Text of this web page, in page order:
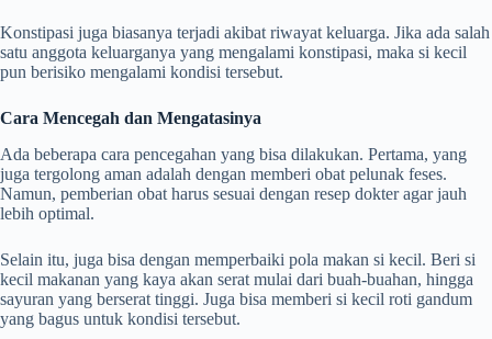
Konstipasi juga biasanya terjadi akibat riwayat keluarga. Jika ada salah
satu anggota keluarganya yang mengalami konstipasi, maka si kecil
pun berisiko mengalami kondisi tersebut.
Cara Mencegah dan Mengatasinya
Ada beberapa cara pencegahan yang bisa dilakukan. Pertama, yang
juga tergolong aman adalah dengan memberi obat pelunak feses.
Namun, pemberian obat harus sesuai dengan resep dokter agar jauh
lebih optimal.
Selain itu, juga bisa dengan memperbaiki pola makan si kecil. Beri si
kecil makanan yang kaya akan serat mulai dari buah-buahan, hingga
sayuran yang berserat tinggi. Juga bisa memberi si kecil roti gandum
yang bagus untuk kondisi tersebut.